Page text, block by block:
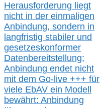
Herausforderung liegt
nicht in der einmaligen
Anbindung, sondern in
langfristig stabiler und
gesetzeskonformer
Datenbereitstellung;
Anbindung endet nicht
mit dem Go-live +++ für
viele EbAV ein Modell
bewährt: Anbindung